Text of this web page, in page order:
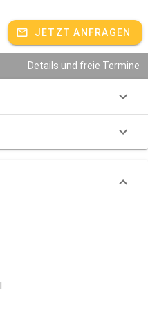
JETZT ANFRAGEN
Details und freie Termine